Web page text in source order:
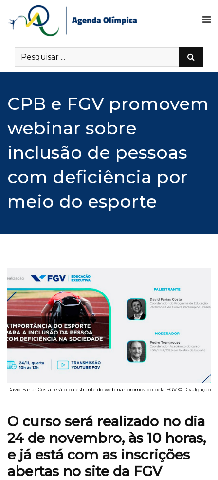
content
CPB e FGV promovem
webinar sobre
inclusão de pessoas
com deficiência por
meio do esporte
David Farias Costa será o palestrante do webinar promovido pela FGV © Divulgação
O curso será realizado no dia
24 de novembro, às 10 horas,
e já está com as inscrições
abertas no site da FGV